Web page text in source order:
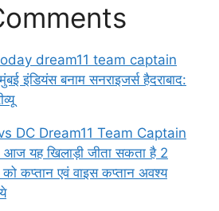
dream11 team captain
इंडियंस बनाम सनराइजर्स हैदराबाद:
DC Dream11 Team Captain
यह खिलाड़ी जीता सकता है 2
कप्तान एवं वाइस कप्तान अवश्य